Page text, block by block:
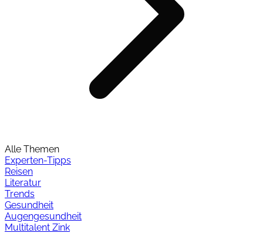
Alle Themen
Experten-Tipps
Reisen
Literatur
Trends
Gesundheit
Augengesundheit
Multitalent Zink